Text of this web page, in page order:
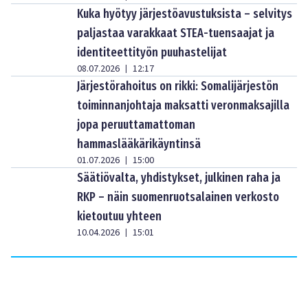
Kuka hyötyy järjestöavustuksista – selvitys
paljastaa varakkaat STEA-tuensaajat ja
identiteettityön puuhastelijat
08.07.2026 | 12:17
Järjestörahoitus on rikki: Somalijärjestön
toiminnanjohtaja maksatti veronmaksajilla
jopa peruuttamattoman
hammaslääkärikäyntinsä
01.07.2026 | 15:00
Säätiövalta, yhdistykset, julkinen raha ja
RKP – näin suomenruotsalainen verkosto
kietoutuu yhteen
10.04.2026 | 15:01